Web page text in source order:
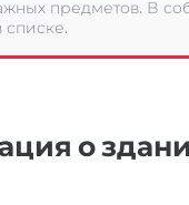
предметов. В
списке.
о